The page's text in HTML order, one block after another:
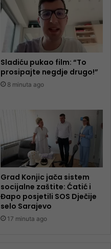
Sladiću pukao film: “To
prosipajte negdje drugo!”
8 minuta ago
Grad Konjic jača sistem
socijalne zaštite: Ćatić i
Đapo posjetili SOS Dječije
selo Sarajevo
17 minuta ago